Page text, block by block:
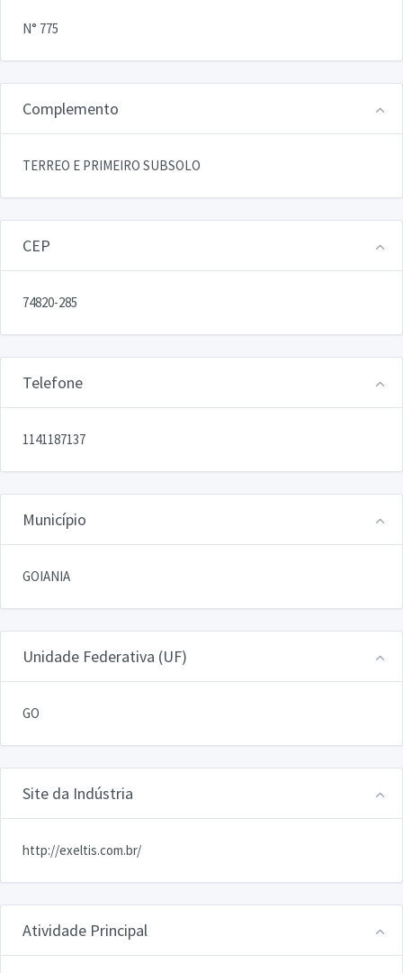
N° 775
Complemento
TERREO E PRIMEIRO SUBSOLO
CEP
74820-285
Telefone
1141187137
Município
GOIANIA
Unidade Federativa (UF)
GO
Site da Indústria
http://exeltis.com.br/
Atividade Principal